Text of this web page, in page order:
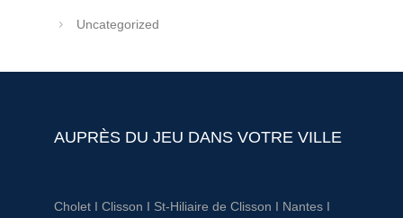
Uncategorized
AUPRÈS DU JEU DANS VOTRE VILLE
CholetI Clisson I St-Hiliaire de Clisson I NantesI